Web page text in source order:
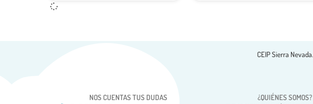
CEIP Sierra
NOS CUENTAS TUS DUDAS ¿QUIÉNES SOMOS?